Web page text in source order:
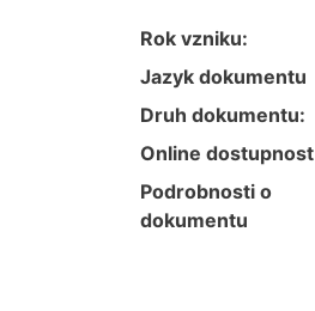
Rok vzniku:
Jazyk dokumentu
Druh dokumentu:
Online dostupnost
Podrobnosti o
dokumentu